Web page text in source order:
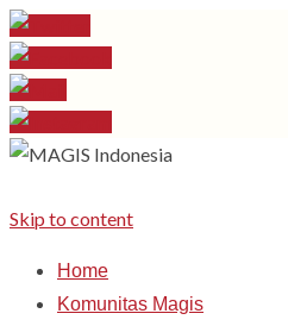
Skip to content
Home
Komunitas Magis